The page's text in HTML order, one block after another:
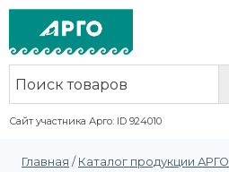
Сайт участника Арго: ID 924010
Главная / Каталог продукции АРГО